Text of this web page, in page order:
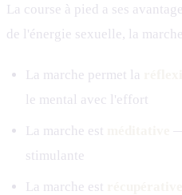
La course à pied a ses
de l'énergie sexuelle, la
La marche permet la
le mental avec l'effort
La marche est
stimulante
La marche est